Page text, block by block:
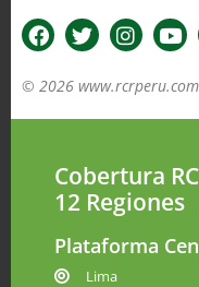
© 2026 www.rcrperu.com
Cobertura
12 Regiones
Plataforma
Lima